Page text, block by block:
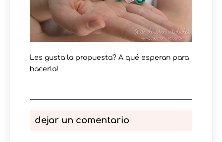
Les gusta la propuesta? A qué esperan para
hacerla!
dejar un comentario